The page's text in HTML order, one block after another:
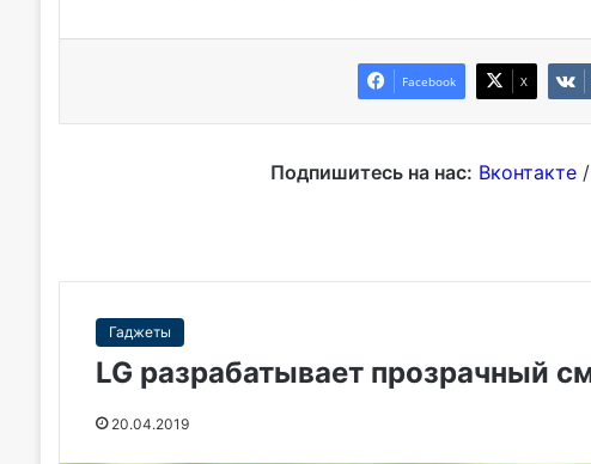
Facebook X
Подпишитесь на нас: Вконтакте/